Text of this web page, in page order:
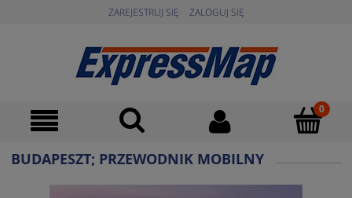
ZAREJESTRUJ SIĘ ZALOGUJ SIĘ
BUDAPESZT; PRZEWODNIK MOBILNY